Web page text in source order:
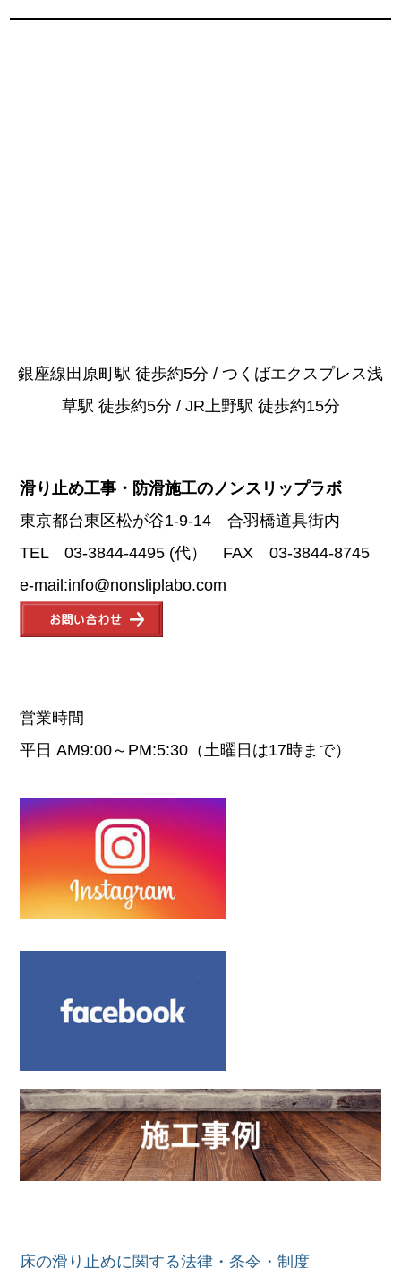
銀座線田原町駅 徒歩約5分 / つくばエクスプレス浅
草駅 徒歩約5分 / JR上野駅 徒歩約15分
滑り止め工事・防滑施工のノンスリップラボ
東京都台東区松が谷1-9-14 合羽橋道具街内
TEL 03-3844-4495 (代） FAX 03-3844-8745
e-mail:info@nonsliplabo.com
営業時間
平日 AM9:00～PM:5:30（土曜日は17時まで）
床の滑り止めに関する法律・条令・制度